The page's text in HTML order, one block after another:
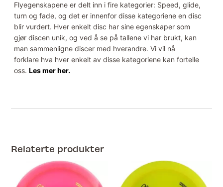
Flyegenskapene er delt inn i fire kategorier: Speed, glide,
turn og fade, og det er innenfor disse kategoriene en disc
blir vurdert. Hver enkelt disc har sine egenskaper som
gjør discen unik, og ved å se på tallene vi har brukt, kan
man sammenligne discer med hverandre. Vi vil nå
forklare hva hver enkelt av disse kategoriene kan fortelle
oss.Les mer her.
Relaterte produkter